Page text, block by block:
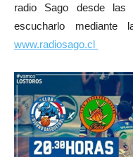
radio Sago desde
escucharlo
www.radiosago.cl